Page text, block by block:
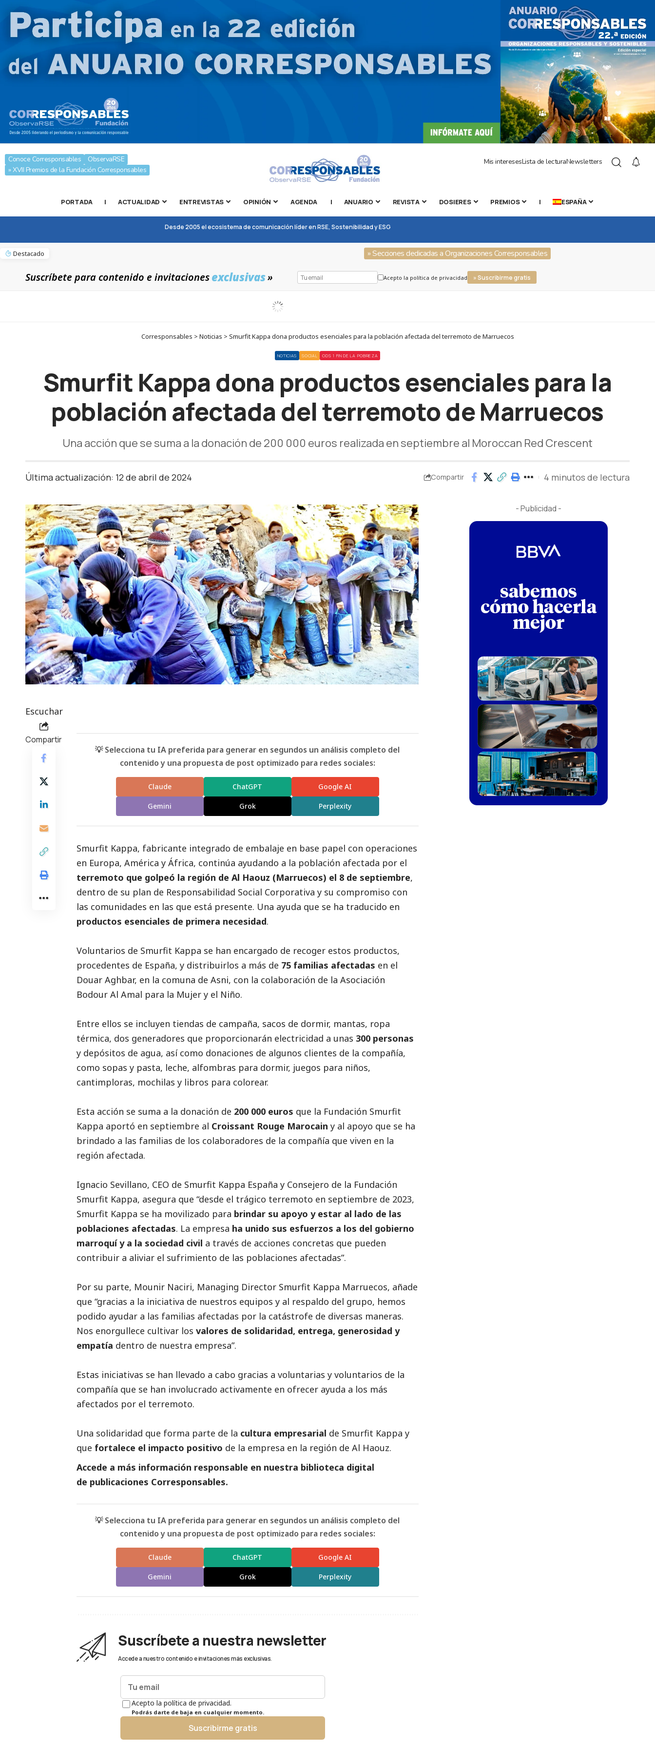
Conoce Corresponsables
ObservaRSE
» XVII Premios de la Fundación Corresponsables
Mis interesesLista de lecturaNewsletters
PORTADA | ACTUALIDAD ENTREVISTAS OPINIÓN AGENDA | ANUARIO REVISTA DOSIERES PREMIOS | ESPAÑA
Desde 2005 el ecosistema de comunicación líder en RSE, Sostenibilidad y ESG
Destacado » Secciones dedicadas a Organizaciones Corresponsables
Suscríbete para contenido e invitacionesexclusivas» Acepto la política de privacidad » Suscribirme gratis
Corresponsables > Noticias > Smurfit Kappa dona productos esenciales para la población afectada del terremoto de Marruecos
NOTICIAS SOCIAL ODS 1 FIN DE LA POBREZA
Smurfit Kappa dona productos esenciales para la
población afectada del terremoto de Marruecos
Una acción que se suma a la donación de 200 000 euros realizada en septiembre al Moroccan Red Crescent
Última actualización: 12 de abril de 2024 Compartir 4 minutos de lectura
Escuchar
Compartir
💡 Selecciona tu IA preferida para generar en segundos un análisis completo del
contenido y una propuesta de post optimizado para redes sociales:
Claude ChatGPT Google AI
Gemini Grok Perplexity
Smurfit Kappa, fabricante integrado de embalaje en base papel con operaciones
en Europa, América y África, continúa ayudando a la población afectada por el
terremoto que golpeó la región de Al Haouz (Marruecos) el 8 de septiembre,
dentro de su plan de Responsabilidad Social Corporativa y su compromiso con
las comunidades en las que está presente. Una ayuda que se ha traducido en
productos esenciales de primera necesidad.
Voluntarios de Smurfit Kappa se han encargado de recoger estos productos,
procedentes de España, y distribuirlos a más de 75 familias afectadas en el
Douar Aghbar, en la comuna de Asni, con la colaboración de la Asociación
Bodour Al Amal para la Mujer y el Niño.
Entre ellos se incluyen tiendas de campaña, sacos de dormir, mantas, ropa
térmica, dos generadores que proporcionarán electricidad a unas 300 personas
y depósitos de agua, así como donaciones de algunos clientes de la compañía,
como sopas y pasta, leche, alfombras para dormir, juegos para niños,
cantimploras, mochilas y libros para colorear.
Esta acción se suma a la donación de 200 000 euros que la Fundación Smurfit
Kappa aportó en septiembre al Croissant Rouge Marocain y al apoyo que se ha
brindado a las familias de los colaboradores de la compañía que viven en la
región afectada.
Ignacio Sevillano, CEO de Smurfit Kappa España y Consejero de la Fundación
Smurfit Kappa, asegura que “desde el trágico terremoto en septiembre de 2023,
Smurfit Kappa se ha movilizado para brindar su apoyo y estar al lado de las
poblaciones afectadas. La empresa ha unido sus esfuerzos a los del gobierno
marroquí y a la sociedad civil a través de acciones concretas que pueden
contribuir a aliviar el sufrimiento de las poblaciones afectadas”.
Por su parte, Mounir Naciri, Managing Director Smurfit Kappa Marruecos, añade
que “gracias a la iniciativa de nuestros equipos y al respaldo del grupo, hemos
podido ayudar a las familias afectadas por la catástrofe de diversas maneras.
Nos enorgullece cultivar los valores de solidaridad, entrega, generosidad y
empatía dentro de nuestra empresa”.
Estas iniciativas se han llevado a cabo gracias a voluntarias y voluntarios de la
compañía que se han involucrado activamente en ofrecer ayuda a los más
afectados por el terremoto.
Una solidaridad que forma parte de la cultura empresarial de Smurfit Kappa y
que fortalece el impacto positivo de la empresa en la región de Al Haouz.
Accede a más información responsable en nuestra biblioteca digital
de publicaciones Corresponsables.
💡 Selecciona tu IA preferida para generar en segundos un análisis completo del
contenido y una propuesta de post optimizado para redes sociales:
Claude ChatGPT Google AI
Gemini Grok Perplexity
Suscríbete a nuestra newsletter
Accede a nuestro contenido e invitaciones más exclusivas.
Acepto la política de privacidad.
Podrás darte de baja en cualquier momento.
Suscribirme gratis
- Publicidad -